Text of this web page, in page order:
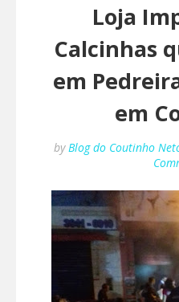
Loja
Calcinhas
em
em
by Blog do Coutinho